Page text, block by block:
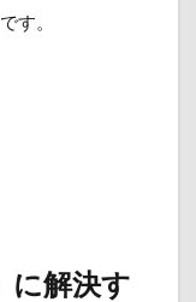
す。
に解決す